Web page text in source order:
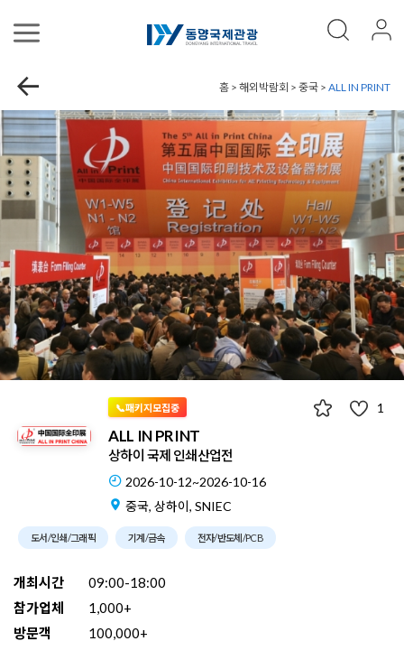
홈 > 해외박람회 > 중국 > ALL IN PRINT
📞패키지모집중 1
ALL IN PRINT
상하이 국제 인쇄산업전
2026-10-12~2026-10-16
중국, 상하이, SNIEC
도서/인쇄/그래픽 기계/금속 전자/반도체/PCB
개최시간
09:00-18:00
참가업체
1,000+
방문객
100,000+